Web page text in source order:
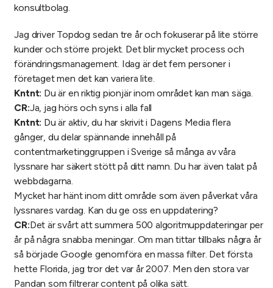
konsultbolag.
Jag driver Topdog sedan tre år och fokuserar på lite större
kunder och större projekt. Det blir mycket process och
förändringsmanagement. Idag är det fem personer i
företaget men det kan variera lite.
Kntnt: Du är en riktig pionjär inom området kan man säga.
CR:Ja, jag hörs och syns i alla fall
Kntnt: Du är aktiv, du har skrivit i Dagens Media flera
gånger, du delar spännande innehåll på
contentmarketinggruppen i Sverige så många av våra
lyssnare har säkert stött på ditt namn. Du har även talat på
webbdagarna.
Mycket har hänt inom ditt område som även påverkat våra
lyssnares vardag. Kan du ge oss en uppdatering?
CR:Det är svårt att summera 500 algoritmuppdateringar per
år på några snabba meningar. Om man tittar tillbaks några år
så började Google genomföra en massa filter. Det första
hette Florida, jag tror det var år 2007. Men den stora var
Pandan som filtrerar content på olika sätt.